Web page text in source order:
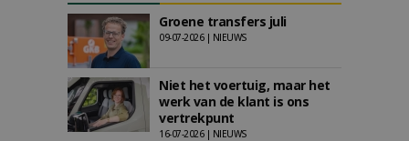
Groene transfers juli
09-07-2026 | NIEUWS
Niet het voertuig, maar het
werk van de klant is ons
vertrekpunt
16-07-2026 | NIEUWS